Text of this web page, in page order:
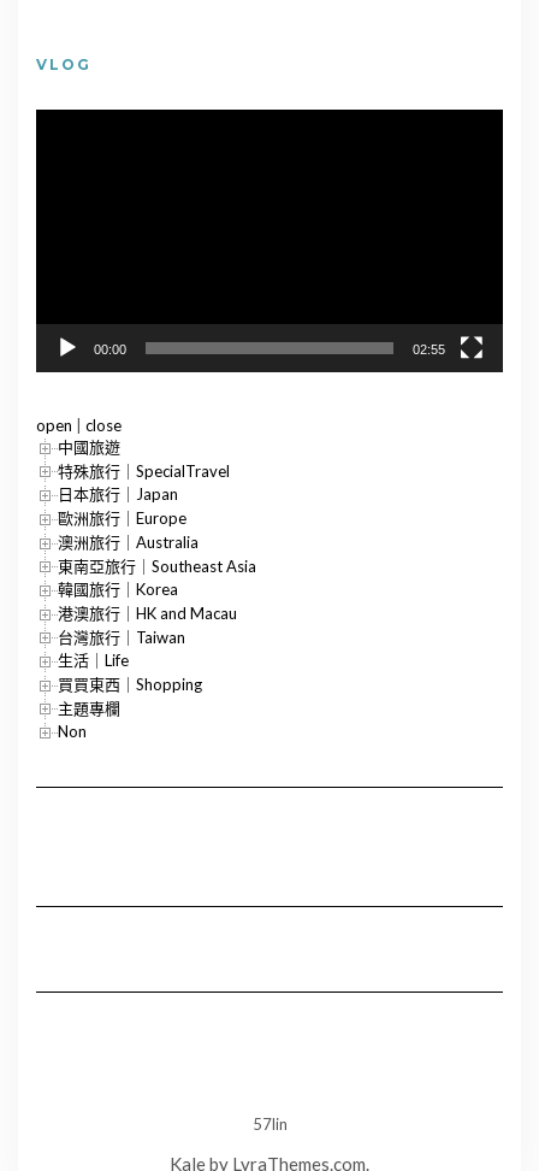
VLOG
00:00 02:55
open
close
中國旅遊
特殊旅行｜SpecialTravel
日本旅行｜Japan
歐洲旅行｜Europe
澳洲旅行｜Australia
東南亞旅行｜Southeast Asia
韓國旅行｜Korea
港澳旅行｜HK and Macau
台灣旅行｜Taiwan
生活｜Life
買買東西｜Shopping
主題專欄
Non
57lin
Kaleby LyraThemes.com.